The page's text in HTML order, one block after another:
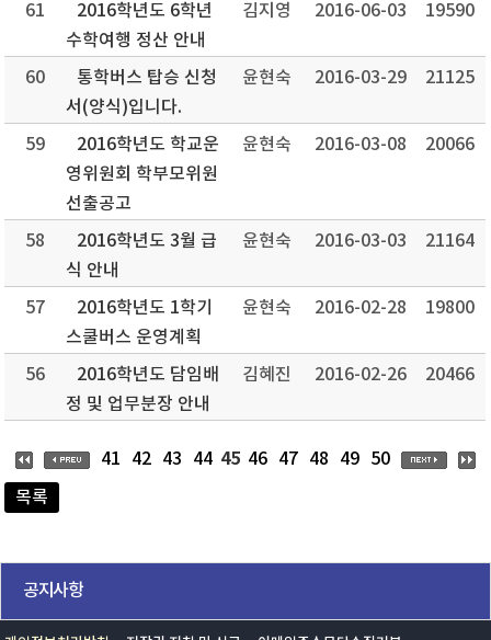
61
2016학년도 6학년
수학여행 정산 안내
김지영 2016-06-03 19590
60
통학버스 탑승 신청
서(양식)입니다.
윤현숙 2016-03-29 21125
59
2016학년도 학교운
영위원회 학부모위원
선출공고
윤현숙 2016-03-08 20066
58
2016학년도 3월 급
식 안내
윤현숙 2016-03-03 21164
57
2016학년도 1학기
스쿨버스 운영계획
윤현숙 2016-02-28 19800
56
2016학년도 담임배
정 및 업무분장 안내
김혜진 2016-02-26 20466
41 42 43 44 45 46 47 48 49
50
목록
공지사항